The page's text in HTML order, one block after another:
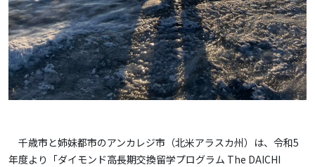
千歳市と姉妹都市のアンカレジ市（北米アラスカ州）は、令和5
年度より「ダイモンド高長期交換留学プログラム The DAICHI